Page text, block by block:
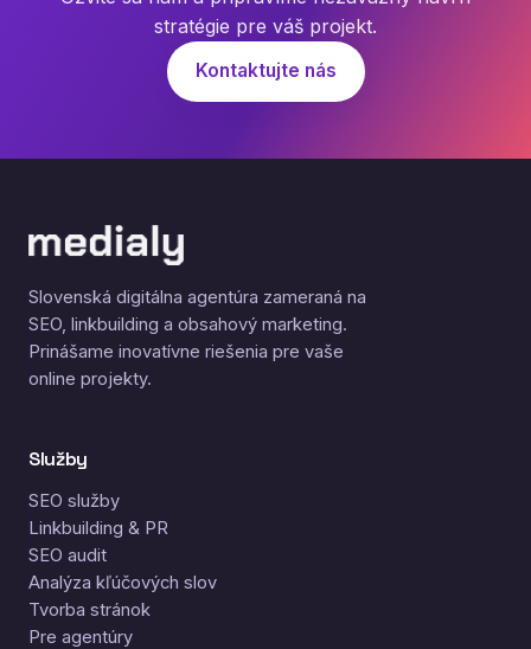
stratégie pre váš projekt.
Kontaktujte nás
Slovenská digitálna agentúra zameraná na
SEO, linkbuilding a obsahový marketing.
Prinášame inovatívne riešenia pre vaše
online projekty.
Služby
SEO služby
Linkbuilding & PR
SEO audit
Analýza kľúčových slov
Tvorba stránok
Pre agentúry